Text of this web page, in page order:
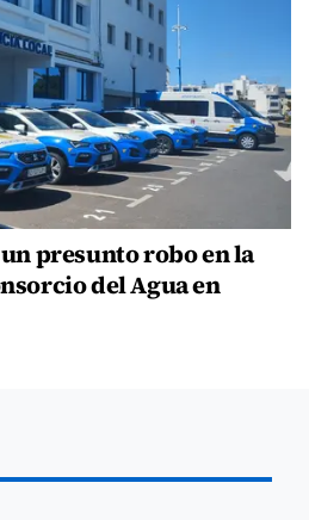
presunto robo en la
del Agua en